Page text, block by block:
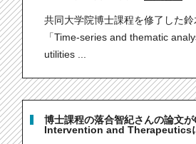
共同大学院博士課程を修了した
「Time-series and thematic
utilities ...
博士課程の落合智紀さんの論文
Intervention and Therapeutics